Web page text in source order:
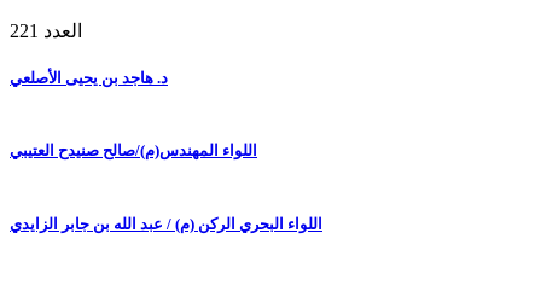
العدد 221
د. هاجد بن يحيى الأصلعي
اللواء المهندس(م)/صالح صنيدح العتيبي
اللواء البحري الركن (م) / عبد الله بن جابر الزايدي